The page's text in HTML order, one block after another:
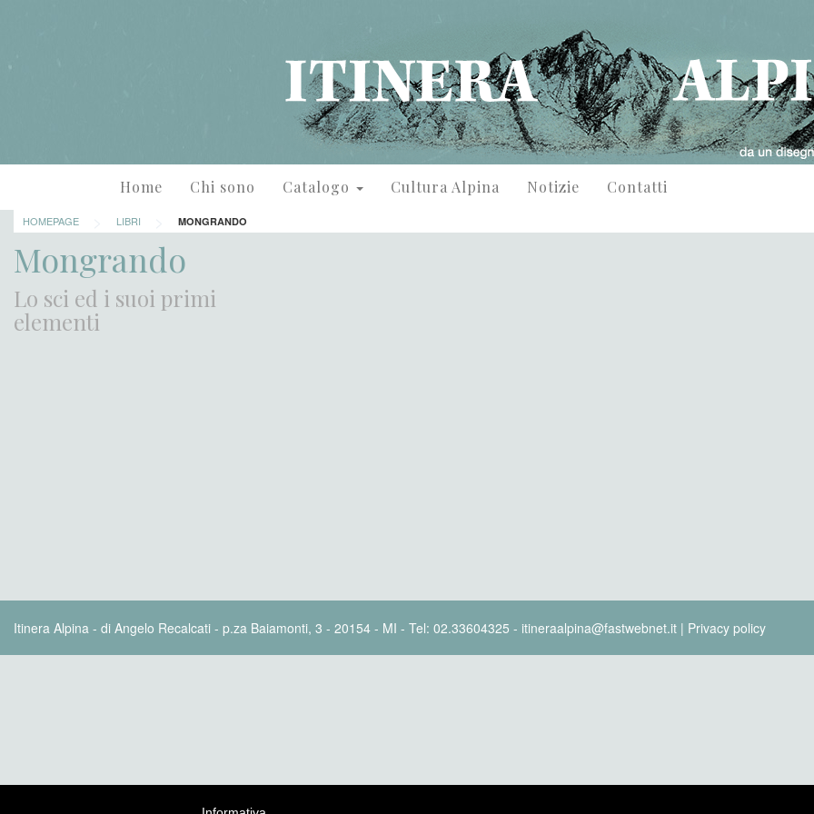
Home Chi sono Catalogo Cultura Alpina Notizie Contatti
HOMEPAGE LIBRI MONGRANDO
Mongrando
Lo sci ed i suoi primi
elementi
Itinera Alpina - di Angelo Recalcati - p.za Baiamonti, 3 - 20154 - MI - Tel: 02.33604325 - itineraalpina@fastwebnet.it | Privacy policy